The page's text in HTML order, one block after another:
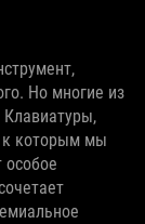
Но многие из
Клавиатуры,
к которым мы
особое